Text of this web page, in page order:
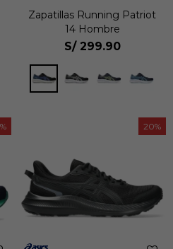
Zapatillas Running Patriot
14 Hombre
S/ 299.90
20